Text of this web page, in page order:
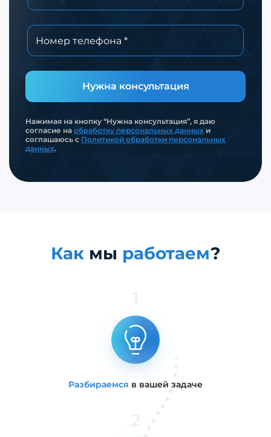
Нужна консультация
Нажимая на кнопку “Нужна консультация”, я даю
согласие на обработку персональных данных и
соглашаюсь с Политикой обработки персональных
данных.
Как мы работаем?
Разбираемся в вашей задаче